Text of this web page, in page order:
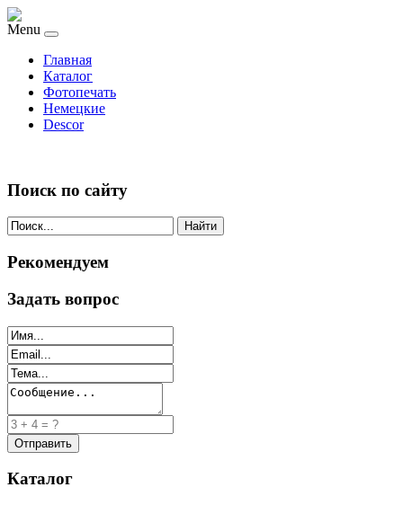
Menu
Главная
Каталог
Фотопечать
Немецкие
Descor
Поиск по сайту
Найти
Рекомендуем
Задать вопрос
Каталог